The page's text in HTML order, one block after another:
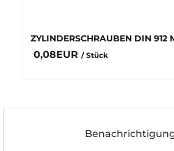
ZYLINDERSCHRAUBEN DIN 912
0,08EUR / Stück